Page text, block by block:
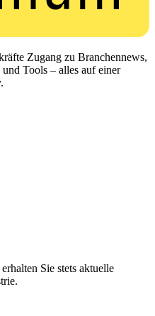
Zugang zu Branchennews,
Tools – alles auf einer
Sie stets aktuelle